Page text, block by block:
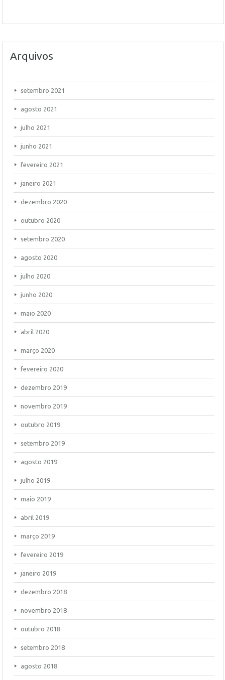
Arquivos
setembro 2021
agosto 2021
julho 2021
junho 2021
fevereiro 2021
janeiro 2021
dezembro 2020
outubro 2020
setembro 2020
agosto 2020
julho 2020
junho 2020
maio 2020
abril 2020
março 2020
fevereiro 2020
dezembro 2019
novembro 2019
outubro 2019
setembro 2019
agosto 2019
julho 2019
maio 2019
abril 2019
março 2019
fevereiro 2019
janeiro 2019
dezembro 2018
novembro 2018
outubro 2018
setembro 2018
agosto 2018